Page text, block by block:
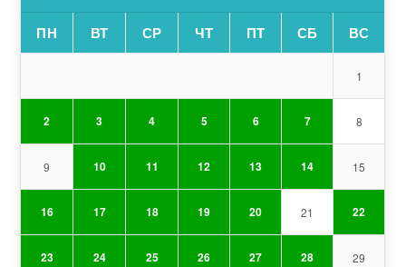
ПН ВТ СР ЧТ ПТ СБ ВС
1
2 3 4 5 6 7 8
9 10 11 12 13 14 15
16 17 18 19 20 21 22
23 24 25 26 27 28 29